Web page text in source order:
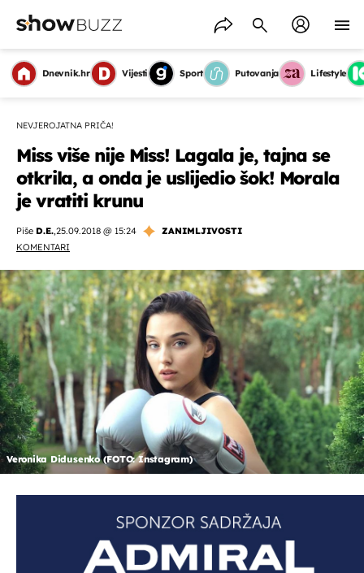
Dnevnik.hr Vijesti Sport Putovanja Lifestyle
NEVJEROJATNA PRIČA!
Miss više nije Miss! Lagala je, tajna se
otkrila, a onda je uslijedio šok! Morala
je vratiti krunu
Piše D.E.,25.09.2018 @ 15:24
ZANIMLJIVOSTI
KOMENTARI
Veronika Didusenko (FOTO: Instagram)
OMOGUĆI OBAVIJESTI